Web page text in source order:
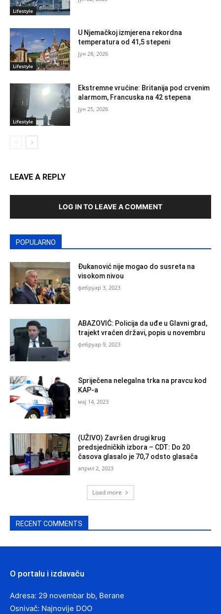
Lifestyle
Lifestyle
U Njemačkoj izmjerena rekordna
temperatura od 41,5 stepeni
јун 28, 2026
Lifestyle
Ekstremne vrućine: Britanija pod crvenim
alarmom, Francuska na 42 stepena
јун 25, 2026
LEAVE A REPLY
LOG IN TO LEAVE A COMMENT
POPULARNO
Đukanović nije mogao do susreta na
visokom nivou
фебруар 3, 2023
ABAZOVIĆ: Policija da uđe u Glavni grad,
trajekt vraćen državi, popis u novembru
фебруар 9, 2023
Spriječena nelegalna trka na pravcu kod
KAP-a
мај 14, 2023
(UŽIVO) Završen drugi krug
predsjedničkih izbora – CDT: Do 20
časova glasalo je 70,7 odsto glasača
април 2, 2023
Load more
RECENT COMMENTS
O portalu i izdavaču
Adresa: 29 novembar bb, Berane
Osnivač: Najnovije DOO